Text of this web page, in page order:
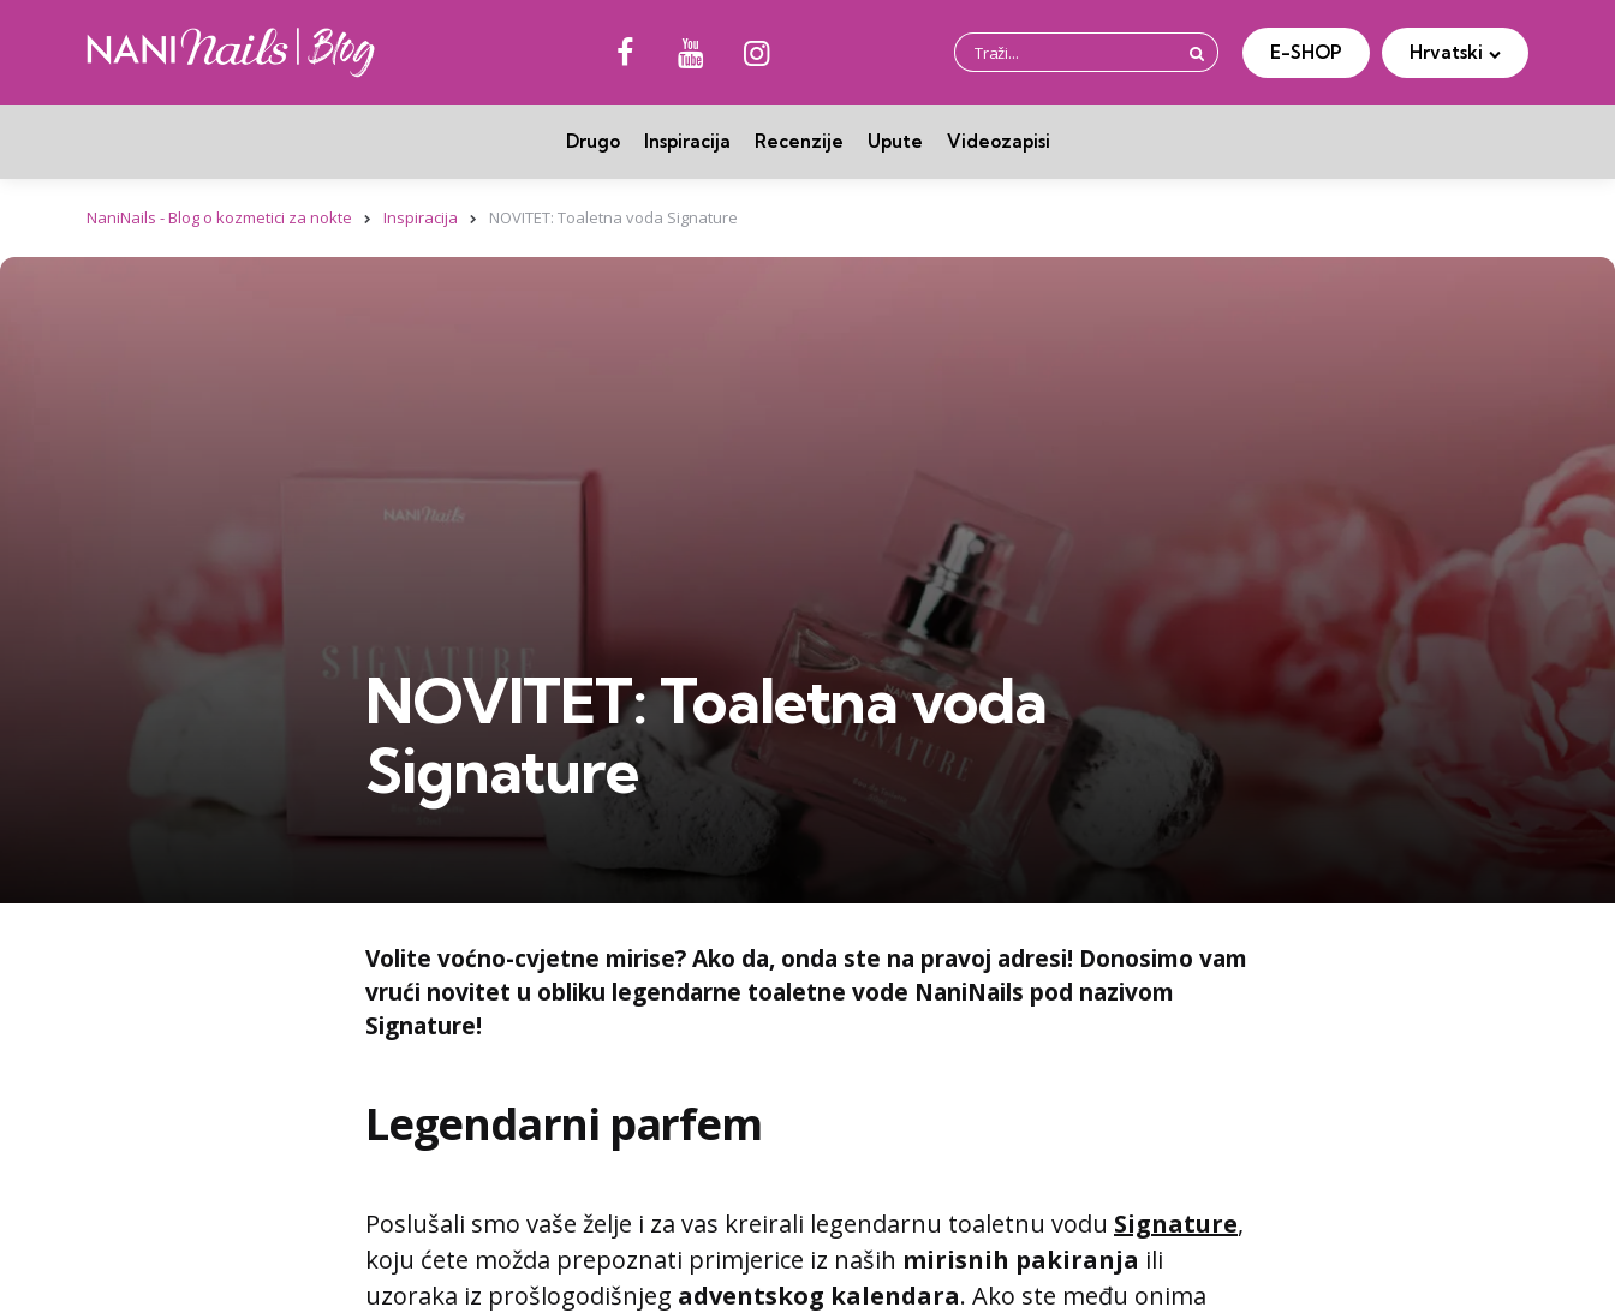
Traži: TraženjeE-SHOP Hrvatski
Drugo Inspiracija Recenzije Upute Videozapisi
NaniNails - Blog o kozmetici za nokte Inspiracija NOVITET: Toaletna voda Signature
NOVITET: Toaletna voda
Signature
Volite voćno-cvjetne mirise? Ako da, onda ste na pravoj adresi! Donosimo vam
vrući novitet u obliku legendarne toaletne vode NaniNails pod nazivom
Signature!
Legendarni parfem
Poslušali smo vaše želje i za vas kreirali legendarnu toaletnu vodu Signature,
koju ćete možda prepoznati primjerice iz naših mirisnih pakiranja ili
uzoraka iz prošlogodišnjeg adventskog kalendara. Ako ste među onima